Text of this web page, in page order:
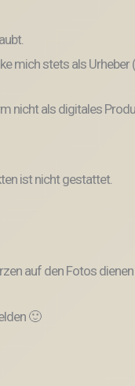
mich stets als
nicht als digitales
ist nicht gestattet.
auf den Fotos
🙂